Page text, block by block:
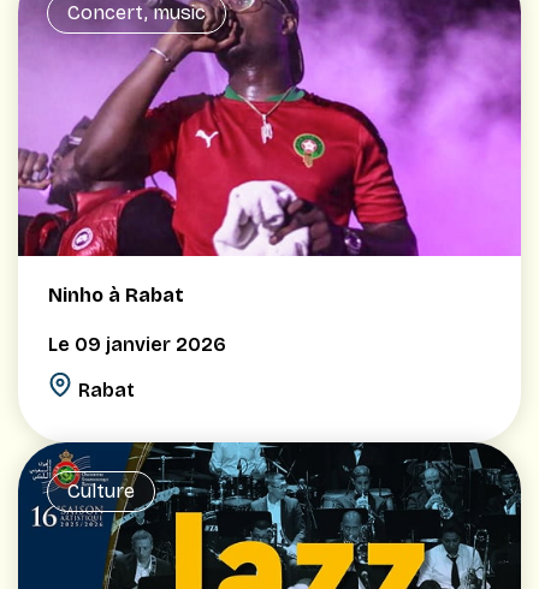
Concert, music
Ninho à Rabat
Le 09 janvier 2026
Rabat
Culture